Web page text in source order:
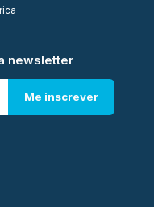
newsletter
Me inscrever